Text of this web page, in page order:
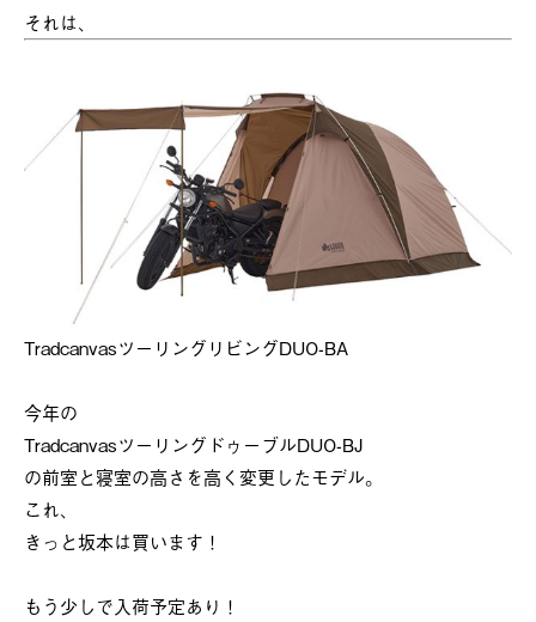
それは、
TradcanvasツーリングリビングDUO-BA
今年の
TradcanvasツーリングドゥーブルDUO-BJ
の前室と寝室の高さを高く変更したモデル。
これ、
きっと坂本は買います！
もう少しで入荷予定あり！